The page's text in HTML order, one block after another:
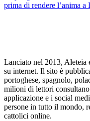
prima di rendere l’anima
Lanciato nel 2013, Aleteia
su internet. Il sito è
portoghese, spagnolo,
milioni di lettori
applicazione e i social
persone in tutto il mondo,
cattolici online.